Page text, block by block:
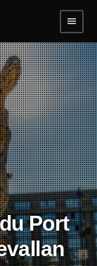
menu
Port